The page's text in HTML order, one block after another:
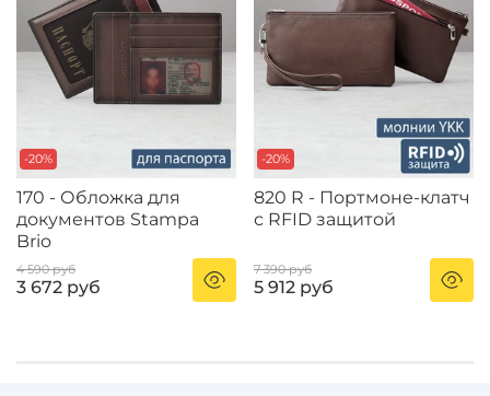
-20%
170 - Обложка для
документов Stampa
Brio
4 590 руб
3 672 руб
-20%
820 R - Портмоне-клатч
с RFID защитой
7 390 руб
5 912 руб